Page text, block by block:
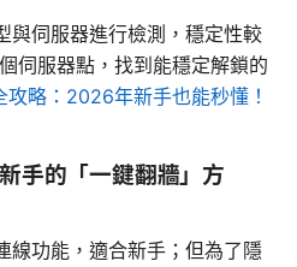
與伺服器進行檢測，穩定性較
伺服器點，找到能穩定解鎖的
略：2026年新手也能秒懂！
手的「一鍵翻牆」方
線功能，適合新手；但為了隱